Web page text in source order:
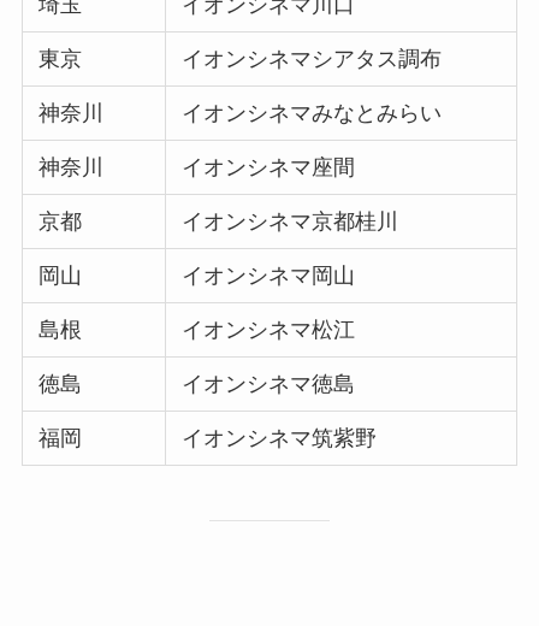
埼玉 イオンシネマ川口
東京 イオンシネマシアタス調布
神奈川 イオンシネマみなとみらい
神奈川 イオンシネマ座間
京都 イオンシネマ京都桂川
岡山 イオンシネマ岡山
島根 イオンシネマ松江
徳島 イオンシネマ徳島
福岡 イオンシネマ筑紫野